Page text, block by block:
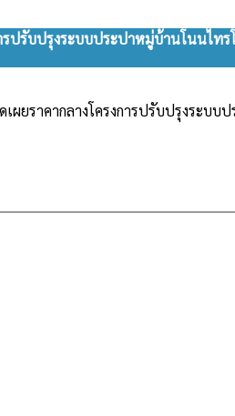
รปรับปรุงระบบประปาหมู่บ้านโนนไท
ยราคากลางโครงการปรับปรุงระบบป